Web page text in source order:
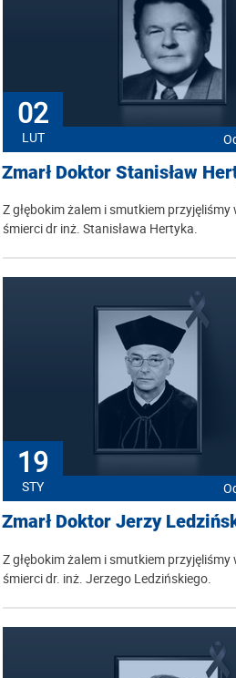
02
LUT
Zmarł Doktor Stanisław
Z głębokim żalem i smutkiem
śmierci dr inż. Stanisława Hertyka.
19
STY
Zmarł Doktor Jerzy
Z głębokim żalem i smutkiem
śmierci dr. inż. Jerzego Ledzińskiego.